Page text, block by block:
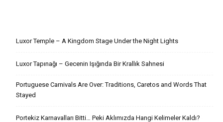
Luxor Temple – A Kingdom Stage Under the Night Lights
Luxor Tapınağı – Gecenin Işığında Bir Krallık Sahnesi
Portuguese Carnivals Are Over: Traditions, Caretos and Words That
Stayed
Portekiz Karnavalları Bitti… Peki Aklımızda Hangi Kelimeler Kaldı?